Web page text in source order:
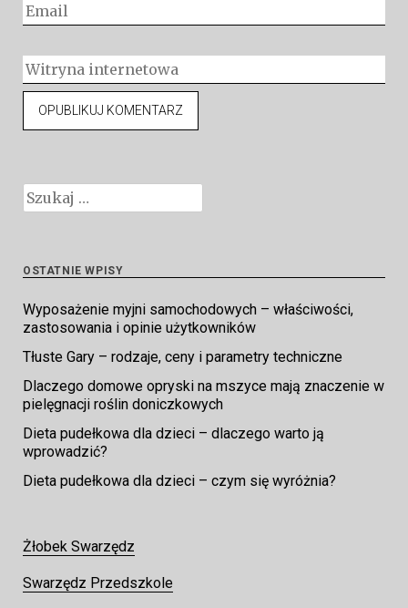
Szukaj:
OSTATNIE WPISY
Wyposażenie myjni samochodowych – właściwości,
zastosowania i opinie użytkowników
Tłuste Gary – rodzaje, ceny i parametry techniczne
Dlaczego domowe opryski na mszyce mają znaczenie w
pielęgnacji roślin doniczkowych
Dieta pudełkowa dla dzieci – dlaczego warto ją
wprowadzić?
Dieta pudełkowa dla dzieci – czym się wyróżnia?
Żłobek Swarzędz
Swarzędz Przedszkole